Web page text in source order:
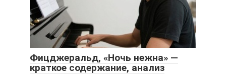
Фицджеральд, «Ночь нежна» —
краткое содержание, анализ